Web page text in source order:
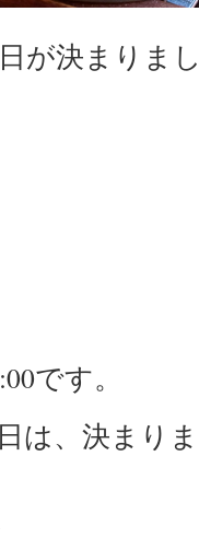
が決まりま
です。
は、決まり